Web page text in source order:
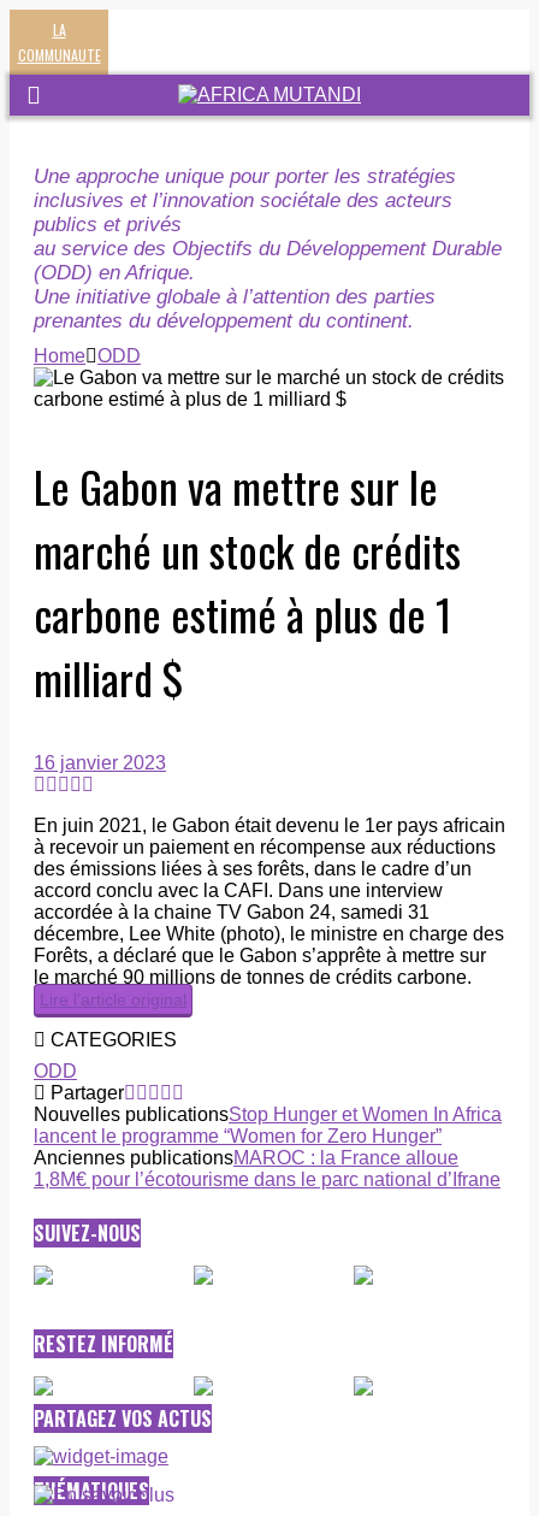
LA
COMMUNAUTE
Une approche unique pour porter les stratégies
inclusives et l’innovation sociétale des acteurs
publics et privés
au service des Objectifs du Développement Durable
(ODD) en Afrique.
Une initiative globale à l’attention des parties
prenantes du développement du continent.
Home ODD
Le Gabon va mettre sur le
marché un stock de crédits
carbone estimé à plus de 1
milliard $
16 janvier 2023
En juin 2021, le Gabon était devenu le 1er pays africain
à recevoir un paiement en récompense aux réductions
des émissions liées à ses forêts, dans le cadre d’un
accord conclu avec la CAFI. Dans une interview
accordée à la chaine TV Gabon 24, samedi 31
décembre, Lee White (photo), le ministre en charge des
Forêts, a déclaré que le Gabon s’apprête à mettre sur
le marché 90 millions de tonnes de crédits carbone.
Lire l’article original
CATEGORIES
ODD
Partager
Nouvelles publicationsStop Hunger et Women In Africa
lancent le programme “Women for Zero Hunger”
Anciennes publicationsMAROC : la France alloue
1,8M€ pour l’écotourisme dans le parc national d’Ifrane
SUIVEZ-NOUS
RESTEZ INFORMÉ
PARTAGEZ VOS ACTUS
THÉMATIQUES